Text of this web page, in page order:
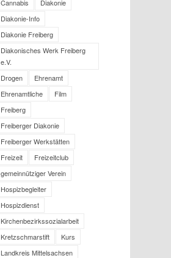
Cannabis
Diakonie
Diakonie-Info
Diakonie Freiberg
Diakonisches Werk Freiberg
e.V.
Drogen
Ehrenamt
Ehrenamtliche
Film
Freiberg
Freiberger Diakonie
Freiberger Werkstätten
Freizeit
Freizeitclub
gemeinnütziger Verein
Hospizbegleiter
Hospizdienst
Kirchenbezirkssozialarbeit
Kretzschmarstift
Kurs
Landkreis Mittelsachsen